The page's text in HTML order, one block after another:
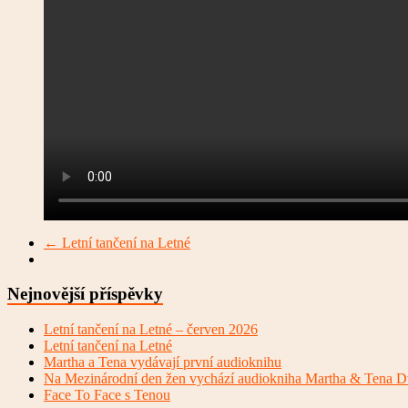
← Letní tančení na Letné
Nejnovější příspěvky
Letní tančení na Letné – červen 2026
Letní tančení na Letné
Martha a Tena vydávají první audioknihu
Na Mezinárodní den žen vychází audiokniha Martha & Tena
Face To Face s Tenou